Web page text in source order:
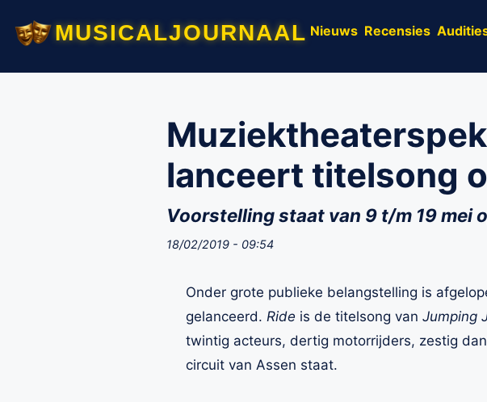
musicaljournaal Nieuws Recensies
lanceert titelsong
Voorstelling staat van 9 t/m 19 mei
18/02/2019 - 09:54
Onder grote publieke belangstelling is
gelanceerd. Ride is de titelsong van Jumping
twintig acteurs, dertig motorrijders, zestig
circuit van Assen staat.